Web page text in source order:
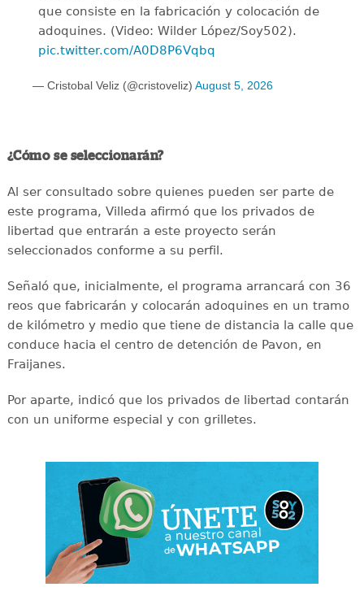
que consiste en la fabricación y colocación de
adoquines. (Video: Wilder López/Soy502).
pic.twitter.com/A0D8P6Vqbq
— Cristobal Veliz (@cristoveliz) August 5, 2026
¿Cómo se seleccionarán?
Al ser consultado sobre quienes pueden ser parte de
este programa, Villeda afirmó que los privados de
libertad que entrarán a este proyecto serán
seleccionados conforme a su perfil.
Señaló que, inicialmente, el programa arrancará con 36
reos que fabricarán y colocarán adoquines en un tramo
de kilómetro y medio que tiene de distancia la calle que
conduce hacia el centro de detención de Pavon, en
Fraijanes.
Por aparte, indicó que los privados de libertad contarán
con un uniforme especial y con grilletes.